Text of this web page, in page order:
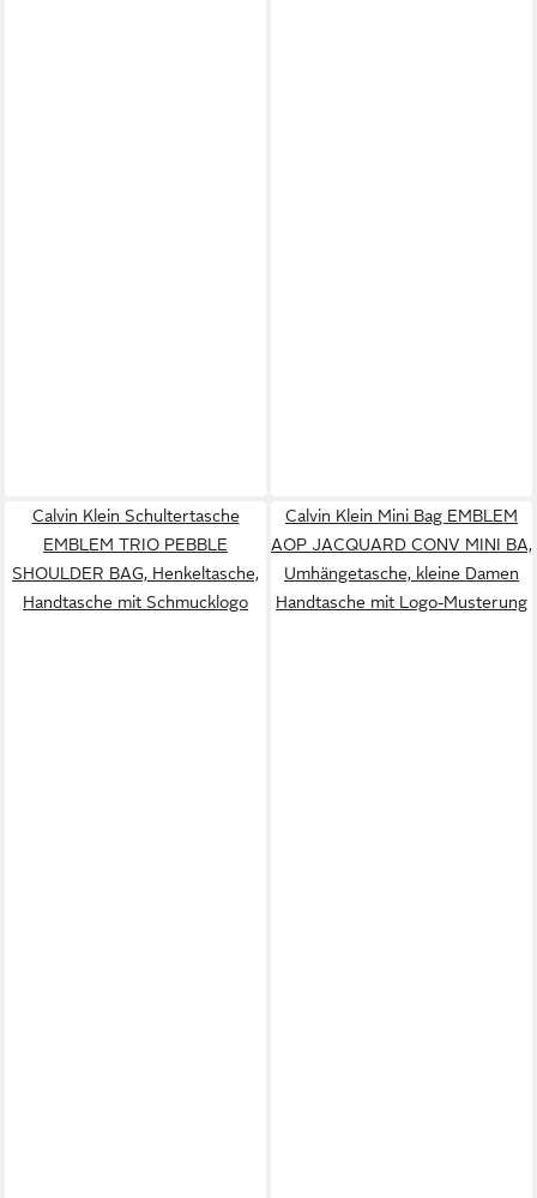
Calvin Klein Schultertasche
EMBLEM TRIO PEBBLE
SHOULDER BAG, Henkeltasche,
Handtasche mit Schmucklogo
Calvin Klein Mini Bag EMBLEM
AOP JACQUARD CONV MINI BA,
Umhängetasche, kleine Damen
Handtasche mit Logo-Musterung